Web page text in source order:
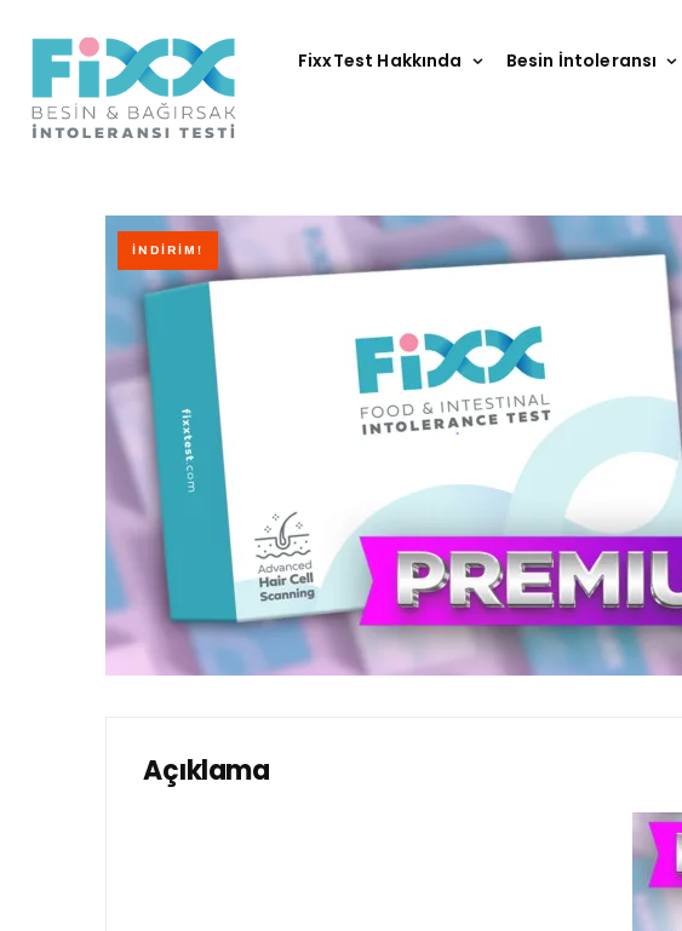
content
FixxTest Hakkında Besin İntoleransı
İNDIRIM!
Açıklama